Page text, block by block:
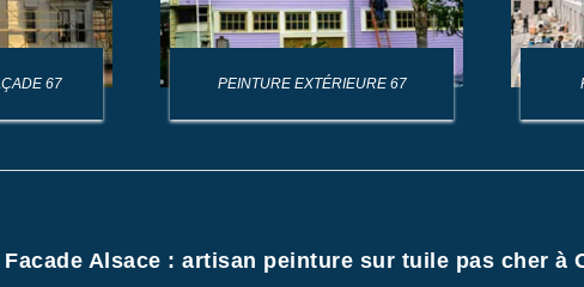
67 PEINTURE EXTÉRIEURE 67
Facade Alsace : artisan peinture sur tuile pas cher à